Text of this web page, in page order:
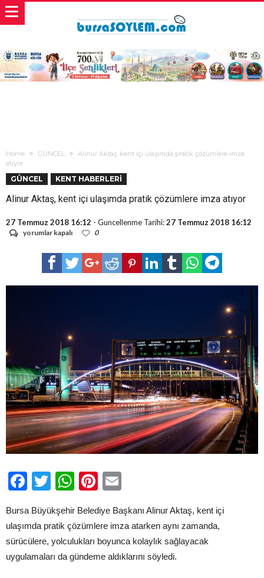
Home GÜNCEL
Alinur Aktaş, kent içi ulaşımda pratik çözümlere imza
atıyor
GÜNCEL KENT HABERLERİ
Alinur Aktaş, kent içi ulaşımda pratik çözümlere imza atıyor
27 Temmuz 2018 16:12 - Guncellenme Tarihi:27 Temmuz 2018 16:12
Alinur
yorumlar kapalı 0
Facebook
TwitterWhatsApp
Pinterest
Bursa Büyükşehir Belediye Başkanı Alinur Aktaş, kent içi
ulaşımda pratik çözümlere imza atarken aynı zamanda,
sürücülere, yolculukları boyunca kolaylık sağlayacak
uygulamaları da gündeme aldıklarını söyledi.